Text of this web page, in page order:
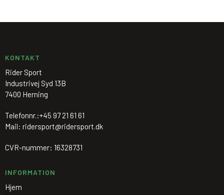
KONTAKT
Rider Sport
Industrivej Syd 13B
7400 Herning
Telefonnr.:+45 97 21 61 61
Mail: ridersport@ridersport.dk
CVR-nummer: 16328731
INFORMATION
Hjem